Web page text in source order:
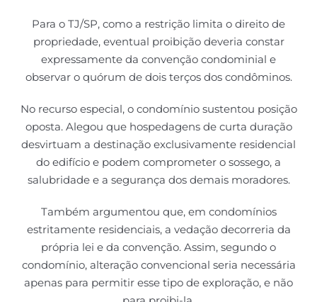
Para o TJ/SP, como a restrição limita o direito de
propriedade, eventual proibição deveria constar
expressamente da convenção condominial e
observar o quórum de dois terços dos condôminos.
No recurso especial, o condomínio sustentou posição
oposta. Alegou que hospedagens de curta duração
desvirtuam a destinação exclusivamente residencial
do edifício e podem comprometer o sossego, a
salubridade e a segurança dos demais moradores.
Também argumentou que, em condomínios
estritamente residenciais, a vedação decorreria da
própria lei e da convenção. Assim, segundo o
condomínio, alteração convencional seria necessária
apenas para permitir esse tipo de exploração, e não